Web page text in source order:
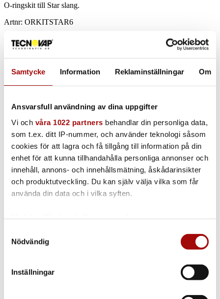
Samtycke Information Reklaminställningar Om
Ansvarsfull användning av dina uppgifter
Vi och våra 1022 partners behandlar din personliga data,
som t.ex. ditt IP-nummer, och använder teknologi såsom
cookies för att lagra och få tillgång till information på din
enhet för att kunna tillhandahålla personliga annonser och
innehåll, annons- och innehållsmätning, åskådarinsikter
och produktutveckling. Du kan själv välja vilka som får
använda din data och i vilka syften.
som kan ha en noggrannhet på upp till flera meter
Nödvändig
Inställningar
O-ringskit till Star slang.
Artnr: ORKITSTAR6
Related products
Ånglans
Kort variant
Borste naturhår
nylon)